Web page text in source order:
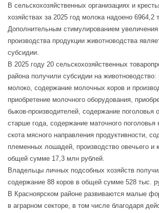
В сельскохозяйственных организациях и
хозяйствах за 2025 год молока надоено 6964,2
Дополнительным стимулированием увеличения
производства продукции животноводства
субсидии.
В 2025 году 20 сельскохозяйственных
района получили субсидии на животноводство:
молоко, содержание молочных коров и
приобретение молочного оборудования,
быков-производителей, содержание поголовья
старше года, содержание маточного поголовья
скота мясного направления продуктивности,
племенных лошадей, производство овечьего и
общей сумме 17,3 млн рублей.
Владельцы личных подсобных хозяйств
содержание 88 коров в общей сумме 528 тыс.
В Красноярском районе развиваются малые
в аграрном секторе, в том числе благодаря